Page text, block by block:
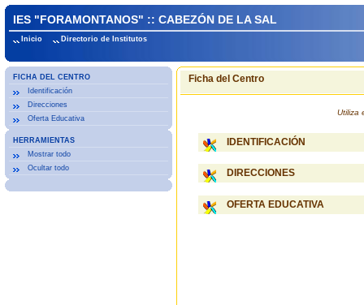
IES "FORAMONTANOS" :: CABEZÓN DE LA SAL
Inicio Directorio de Institutos
FICHA DEL CENTRO
Identificación
Direcciones
Oferta Educativa
HERRAMIENTAS
Mostrar todo
Ocultar todo
Ficha del Centro
Utiliza
IDENTIFICACIÓN
DIRECCIONES
OFERTA EDUCATIVA